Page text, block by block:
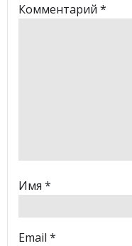
Комментарий *
Имя *
Email *